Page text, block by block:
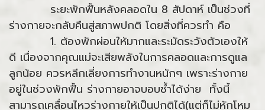
ระยะพักฟื้นหลังคลอดใน 8 สัปดาห์ เป็นช่วงที่
ร่างกายจะกลับคืนสู่สภาพปกติ โดยสิ่งที่ควรทำ คือ
1. ต้องพักผ่อนให้มากและระมัดระวังตัวเองให้
ดี เนื่องจากคุณแม่จะเสียพลังในการคลอดและการดูแล
ลูกน้อย ควรหลีกเลี่ยงการทำงานหนักๆ เพราะร่างกาย
อยู่ในช่วงพักฟื้น ร่างกายอาจบอบช้ำได้ง่าย ทั้งนี้
สามารถเคลื่อนไหวร่างกายให้เป็นปกติได้(แต่ก็ไม่หักโหม